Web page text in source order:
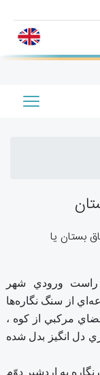
ورودي‌ شهر
از سنگ‌ نگاره‌ها
مركبي‌ از كوه‌ ،
دل‌ انگيز بدل‌ شده‌
به‌ اردشير دوّم‌